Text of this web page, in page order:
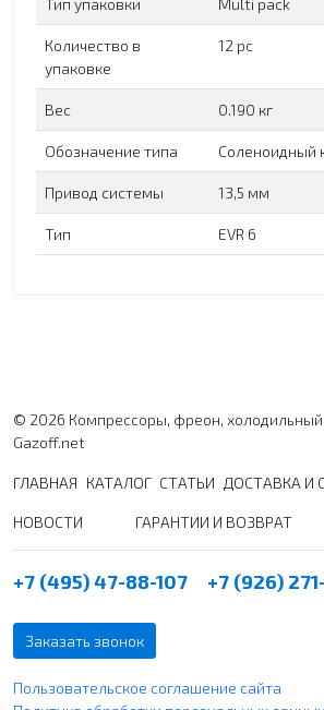
Количество в
упаковке
12 pc
Вес 0.190 кг
Обозначение типа Соленоидный
Привод системы 13,5 мм
Тип EVR 6
© 2026 Компрессоры, фреон,
Gazoff.net
ГЛАВНАЯ КАТАЛОГ СТАТЬИ ДОСТАВКА И
НОВОСТИ ГАРАНТИИ И ВОЗВРАТ
+7 (495) 47-88-107 +7 (926)
Заказать звонок
Пользовательское соглашение сайта